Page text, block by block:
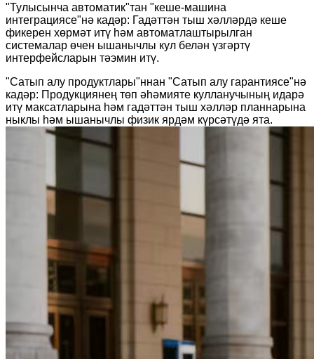
"Тулысынча автоматик"тан "кеше-машина
интеграциясе"нә кадәр: Гадәттән тыш хәлләрдә кеше
фикерен хөрмәт итү һәм автоматлаштырылган
системалар өчен ышанычлы кул белән үзгәртү
интерфейсларын тәэмин итү.
"Сатып алу продуктлары"ннан "Сатып алу гарантиясе"нә
кадәр: Продукциянең төп әһәмияте кулланучының идарә
итү максатларына һәм гадәттән тыш хәлләр планнарына
ныклы һәм ышанычлы физик ярдәм күрсәтүдә ята.